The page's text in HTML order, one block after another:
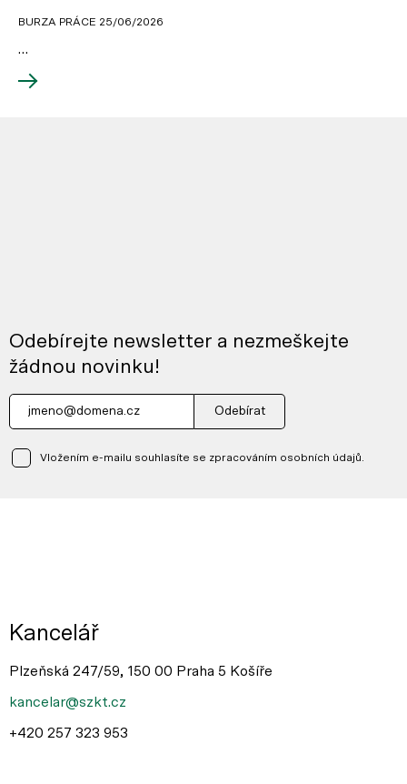
BURZA PRÁCE 25/06/2026
…
Odebírejte newsletter a nezmeškejte
žádnou novinku!
Odebírat
Vložením e-mailu souhlasíte se zpracováním osobních údajů.
Kancelář
Plzeňská 247/59, 150 00 Praha 5 Košíře
kancelar@szkt.cz
+420 257 323 953